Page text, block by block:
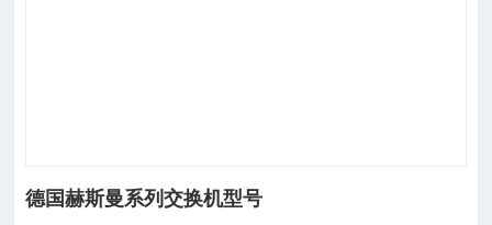
德国赫斯曼系列交换机型号